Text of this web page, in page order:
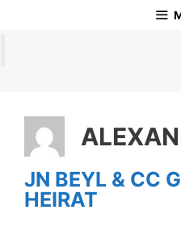
JN BEYL & CC
HEIRAT